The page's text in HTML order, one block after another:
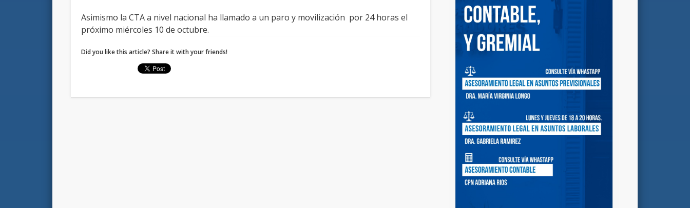
Asimismo la CTA a nivel nacional ha llamado a un paro y movilización por 24 horas el
próximo miércoles 10 de octubre.
Did you like this article? Share it with your friends!